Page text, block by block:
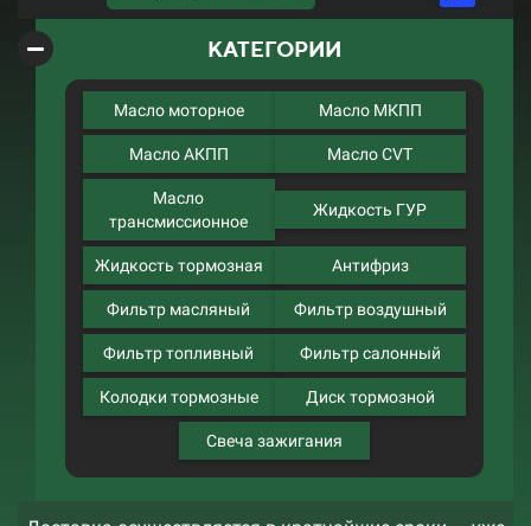
КАТЕГОРИИ
Масло моторное Масло МКПП
Масло АКПП Масло CVT
Масло
трансмиссионное
Жидкость ГУР
Жидкость тормозная Антифриз
Фильтр масляный Фильтр воздушный
Фильтр топливный Фильтр салонный
Колодки тормозные Диск тормозной
Свеча зажигания